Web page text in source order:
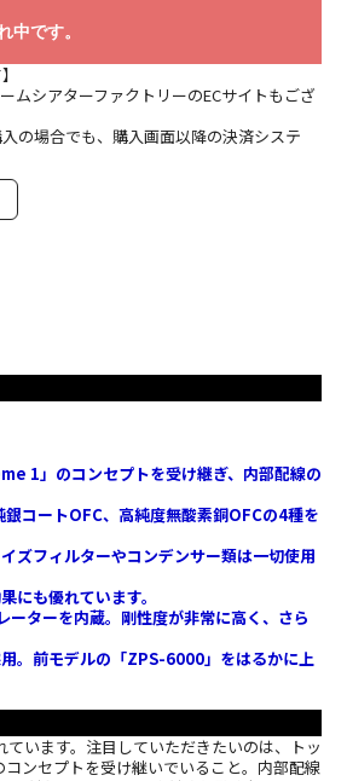
中です。
ムシアターファクトリーのECサイトもござ
の場合でも、購入画面以降の決済システ
1」のコンセプトを受け継ぎ、内部配線の
コートOFC、高純度無酸素銅OFCの4種を
ズフィルターやコンデンサー類は一切使用
にも優れています。
ターを内蔵。剛性度が非常に高く、さら
。前モデルの「ZPS-6000」をはるかに上
ています。注目していただきたいのは、トッ
ンセプトを受け継いでいること。内部配線